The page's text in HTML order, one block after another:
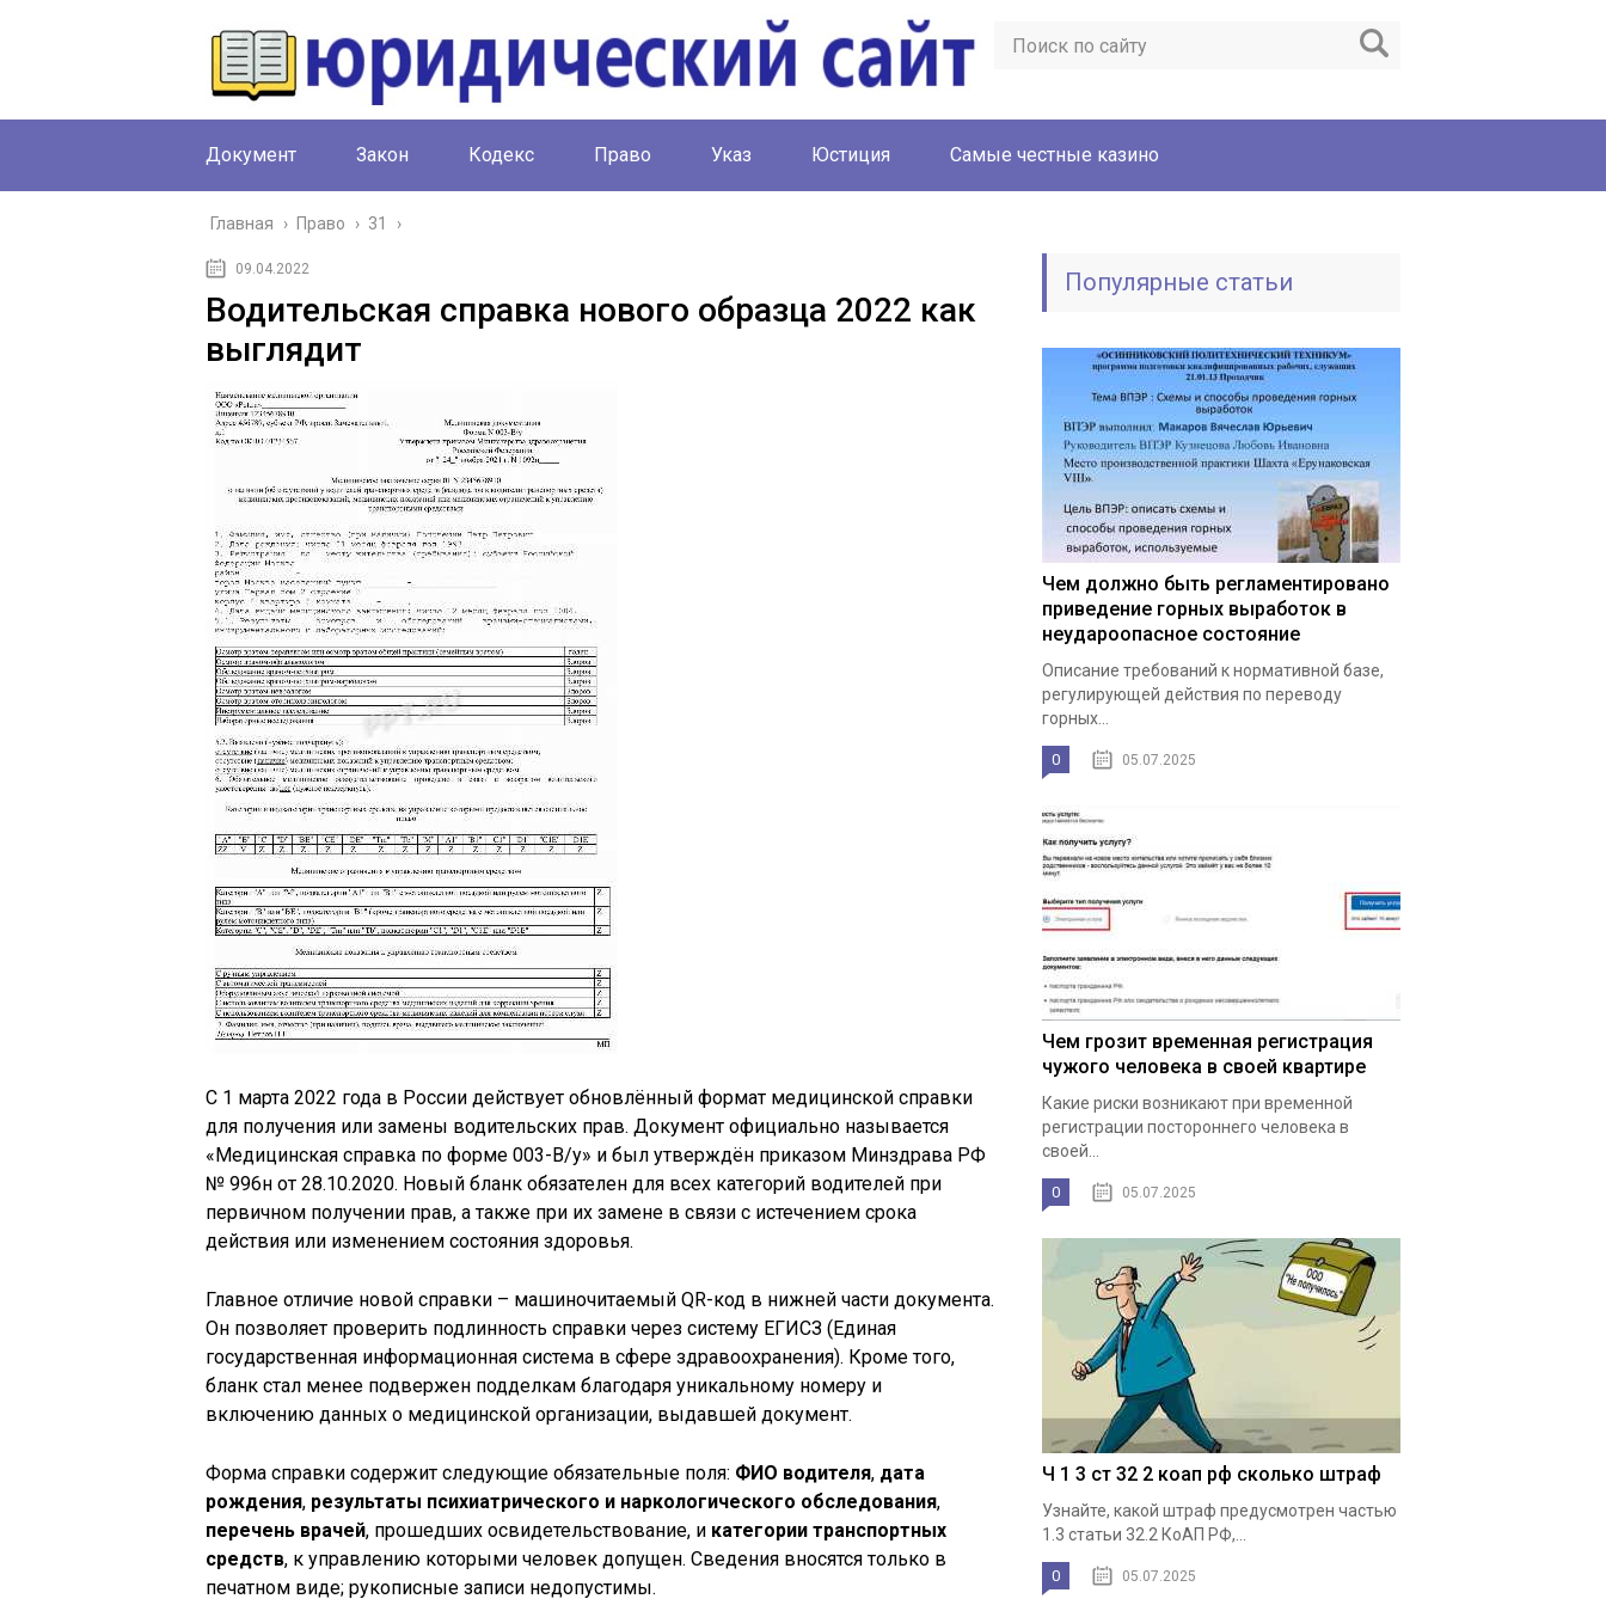
Документ Закон Кодекс Право Указ Юстиция Cамые честные казино
Главная › Право › 31 ›
09.04.2022
Водительская справка нового образца 2022 как
выглядит
С 1 марта 2022 года в России действует обновлённый формат медицинской справки
для получения или замены водительских прав. Документ официально называется
«Медицинская справка по форме 003-В/у» и был утверждён приказом Минздрава РФ
№ 996н от 28.10.2020. Новый бланк обязателен для всех категорий водителей при
первичном получении прав, а также при их замене в связи с истечением срока
действия или изменением состояния здоровья.
Главное отличие новой справки – машиночитаемый QR-код в нижней части документа.
Он позволяет проверить подлинность справки через систему ЕГИСЗ (Единая
государственная информационная система в сфере здравоохранения). Кроме того,
бланк стал менее подвержен подделкам благодаря уникальному номеру и
включению данных о медицинской организации, выдавшей документ.
Форма справки содержит следующие обязательные поля: ФИО водителя, дата
рождения, результаты психиатрического и наркологического обследования,
перечень врачей, прошедших освидетельствование, и категории транспортных
средств, к управлению которыми человек допущен. Сведения вносятся только в
печатном виде; рукописные записи недопустимы.
Популярные статьи
Чем должно быть регламентировано
приведение горных выработок в
неудароопасное состояние
Описание требований к нормативной базе,
регулирующей действия по переводу
горных...
0 05.07.2025
Чем грозит временная регистрация
чужого человека в своей квартире
Какие риски возникают при временной
регистрации постороннего человека в
своей...
0 05.07.2025
Ч 1 3 ст 32 2 коап рф сколько штраф
Узнайте, какой штраф предусмотрен частью
1.3 статьи 32.2 КоАП РФ,...
0 05.07.2025